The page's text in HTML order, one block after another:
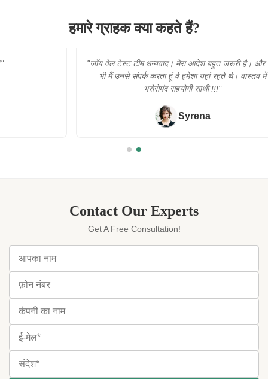
हमारे ग्राहक क्या कहते हैं?
"जॉय वेल टेस्ट टीम धन्यवाद। मेरा आदेश बहुत जरूरी है। और जब
भी मैं उनसे संपर्क करता हूं वे हमेशा यहां रहते थे। वास्तव में
भरोसेमंद सहयोगी साथी !!!"
Syrena
Contact Our Experts
Get A Free Consultation!